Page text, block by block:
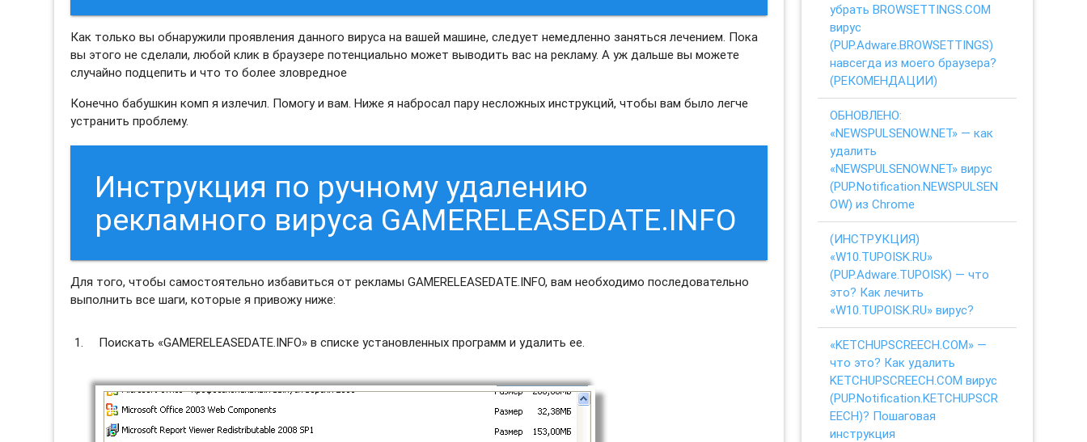
Как только вы обнаружили проявления данного вируса на вашей машине, следует немедленно заняться лечением. Пока
вы этого не сделали, любой клик в браузере потенциально может выводить вас на рекламу. А уж дальше вы можете
случайно подцепить и что то более зловредное
Конечно бабушкин комп я излечил. Помогу и вам. Ниже я набросал пару несложных инструкций, чтобы вам было легче
устранить проблему.
Инструкция по ручному удалению
рекламного вируса GAMERELEASEDATE.INFO
Для того, чтобы самостоятельно избавиться от рекламы GAMERELEASEDATE.INFO, вам необходимо последовательно
выполнить все шаги, которые я привожу ниже:
Поискать «GAMERELEASEDATE.INFO» в списке установленных программ и удалить ее.
убрать BROWSETTINGS.COM
вирус
(PUP.Adware.BROWSETTINGS)
навсегда из моего браузера?
(РЕКОМЕНДАЦИИ)
ОБНОВЛЕНО:
«NEWSPULSENOW.NET» — как
удалить
«NEWSPULSENOW.NET» вирус
(PUP.Notification.NEWSPULSEN
OW) из Chrome
(ИНСТРУКЦИЯ)
«W10.TUPOISK.RU»
(PUP.Adware.TUPOISK) — что
это? Как лечить
«W10.TUPOISK.RU» вирус?
«KETCHUPSCREECH.COM» —
что это? Как удалить
KETCHUPSCREECH.COM вирус
(PUP.Notification.KETCHUPSCR
EECH)? Пошаговая
инструкция